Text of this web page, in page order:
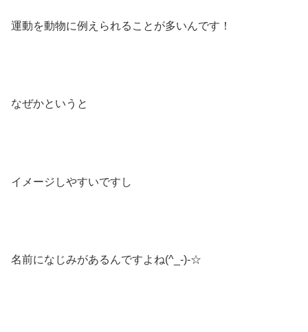
運動を動物に例えられることが多いんです！
なぜかというと
イメージしやすいですし
名前になじみがあるんですよね(^_-)-☆